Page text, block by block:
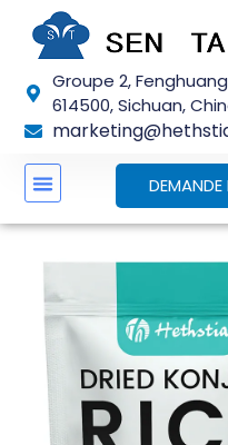
Groupe 2,
614500, Sichuan,
DEMANDE